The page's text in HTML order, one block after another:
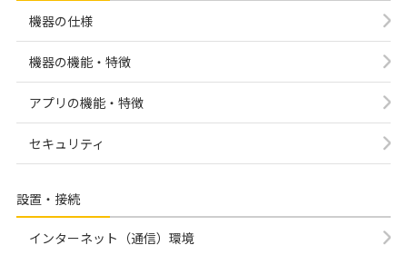
機器の仕様
機器の機能・特徴
アプリの機能・特徴
セキュリティ
設置・接続
インターネット（通信）環境